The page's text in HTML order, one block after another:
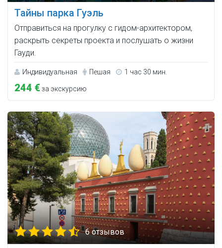
Тайны парка Гуэль
Отправиться на прогулку с гидом-архитектором,
раскрыть секреты проекта и послушать о жизни
Гауди.
Индивидуальная Пешая 1 час 30 мин.
244 €за экскурсию
6 отзывов